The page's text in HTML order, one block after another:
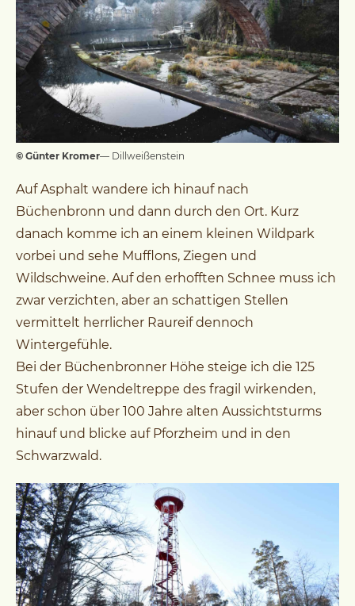
© Günter Kromer— Dillweißenstein
Auf Asphalt wandere ich hinauf nach
Büchenbronn und dann durch den Ort. Kurz
danach komme ich an einem kleinen Wildpark
vorbei und sehe Mufflons, Ziegen und
Wildschweine. Auf den erhofften Schnee muss ich
zwar verzichten, aber an schattigen Stellen
vermittelt herrlicher Raureif dennoch
Wintergefühle.
Bei der Büchenbronner Höhe steige ich die 125
Stufen der Wendeltreppe des fragil wirkenden,
aber schon über 100 Jahre alten Aussichtsturms
hinauf und blicke auf Pforzheim und in den
Schwarzwald.